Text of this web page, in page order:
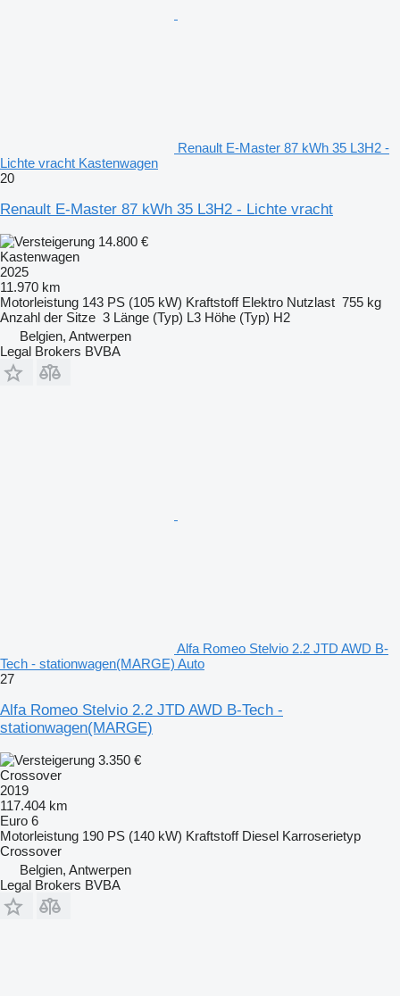
Renault E-Master 87 kWh 35 L3H2 -
Lichte vracht Kastenwagen
20
Renault E-Master 87 kWh 35 L3H2 - Lichte vracht
14.800 €
Kastenwagen
2025
11.970 km
Motorleistung 143 PS (105 kW) Kraftstoff Elektro Nutzlast 755 kg
Anzahl der Sitze 3 Länge (Typ) L3 Höhe (Typ) H2
Belgien, Antwerpen
Legal Brokers BVBA
Alfa Romeo Stelvio 2.2 JTD AWD B-
Tech - stationwagen(MARGE) Auto
27
Alfa Romeo Stelvio 2.2 JTD AWD B-Tech -
stationwagen(MARGE)
3.350 €
Crossover
2019
117.404 km
Euro 6
Motorleistung 190 PS (140 kW) Kraftstoff Diesel Karroserietyp
Crossover
Belgien, Antwerpen
Legal Brokers BVBA